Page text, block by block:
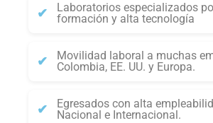
Laboratorios especializados
formación y alta tecnología
Movilidad laboral a muchas
Colombia, EE. UU. y Europa.
Egresados con alta
Nacional e Internacional.